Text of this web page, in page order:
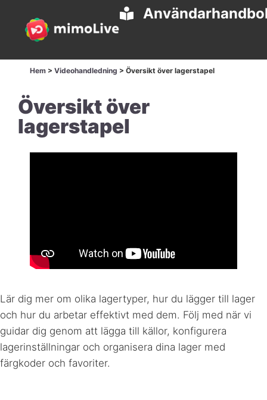
Hem > Videohandledning > Översikt över lagerstapel
Översikt över
lagerstapel
Lär dig mer om olika lagertyper, hur du lägger till lager
och hur du arbetar effektivt med dem. Följ med när vi
guidar dig genom att lägga till källor, konfigurera
lagerinställningar och organisera dina lager med
färgkoder och favoriter.